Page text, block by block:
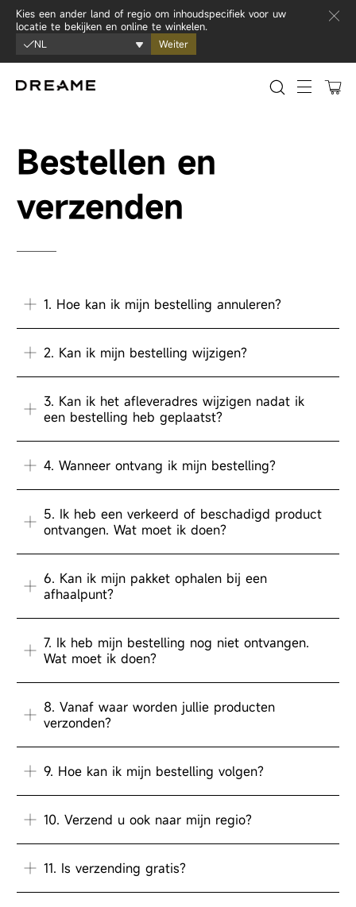
Ga naar inhoud
Kies een ander land of regio om inhoudspecifiek voor uw
locatie te bekijken en online te winkelen.
NL Weiter
Bestellen en
verzenden
1. Hoe kan ik mijn bestelling annuleren?
2. Kan ik mijn bestelling wijzigen?
3. Kan ik het afleveradres wijzigen nadat ik
een bestelling heb geplaatst?
4. Wanneer ontvang ik mijn bestelling?
5. Ik heb een verkeerd of beschadigd product
ontvangen. Wat moet ik doen?
6. Kan ik mijn pakket ophalen bij een
afhaalpunt?
7. Ik heb mijn bestelling nog niet ontvangen.
Wat moet ik doen?
8. Vanaf waar worden jullie producten
verzonden?
9. Hoe kan ik mijn bestelling volgen?
10. Verzend u ook naar mijn regio?
11. Is verzending gratis?